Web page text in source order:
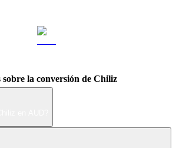
sobre la conversión de Chiliz